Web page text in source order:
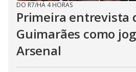
DO R7/HÁ 4 HORAS
Primeira entrevista
Guimarães como
Arsenal